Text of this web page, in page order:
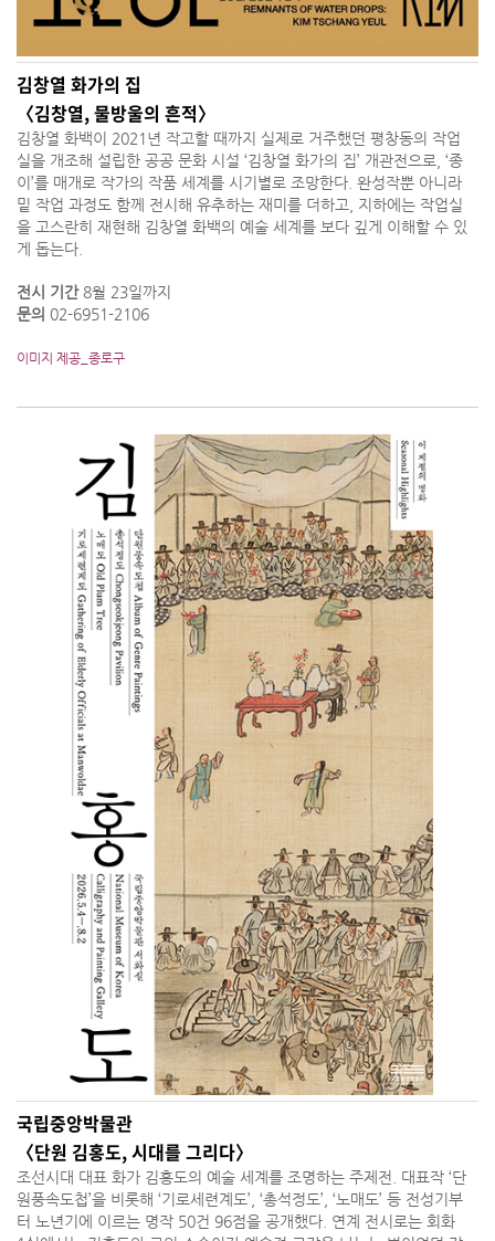
김창열 화가의 집
〈김창열, 물방울의 흔적〉
김창열 화백이 2021년 작고할 때까지 실제로 거주했던 평창동의 작업
실을 개조해 설립한 공공 문화 시설 ‘김창열 화가의 집’ 개관전으로, ‘종
이’를 매개로 작가의 작품 세계를 시기별로 조망한다. 완성작뿐 아니라
밑 작업 과정도 함께 전시해 유추하는 재미를 더하고, 지하에는 작업실
을 고스란히 재현해 김창열 화백의 예술 세계를 보다 깊게 이해할 수 있
게 돕는다.
전시 기간 8월 23일까지
문의 02-6951-2106
이미지 제공_종로구
국립중앙박물관
〈단원 김홍도, 시대를 그리다〉
조선시대 대표 화가 김홍도의 예술 세계를 조명하는 주제전. 대표작 ‘단
원풍속도첩’을 비롯해 ‘기로세련계도’, ‘총석정도’, ‘노매도’ 등 전성기부
터 노년기에 이르는 명작 50건 96점을 공개했다. 연계 전시로는 회화